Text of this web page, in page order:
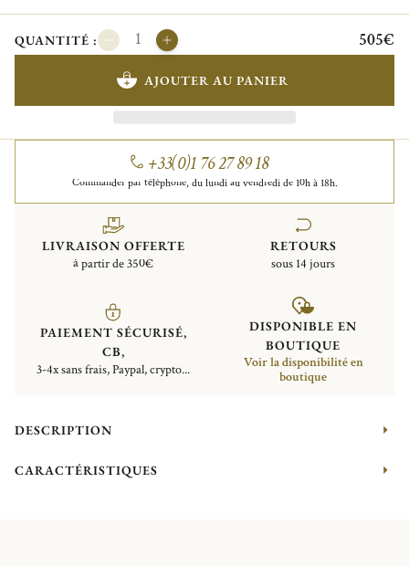
QUANTITÉ : 505€
AJOUTER AU PANIER
+33(0)1 76 27 89 18
Commander par téléphone, du lundi au vendredi de 10h à 18h.
LIVRAISON OFFERTE
à partir de 350€
RETOURS
sous 14 jours
PAIEMENT SÉCURISÉ,
CB,
3-4x sans frais, Paypal, crypto...
DISPONIBLE EN
BOUTIQUE
Voir la disponibilité en
boutique
DESCRIPTION
CARACTÉRISTIQUES